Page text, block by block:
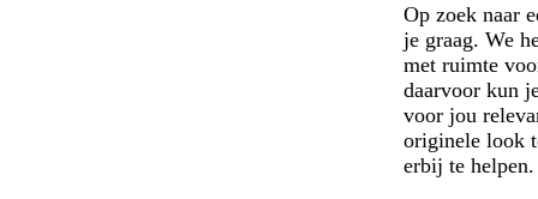
Op zoek naar
je graag. We
met ruimte
daarvoor kun
voor jou
originele look
erbij te